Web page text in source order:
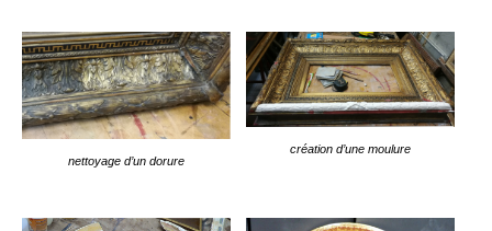
nettoyage d’un dorure
création d’une moulure